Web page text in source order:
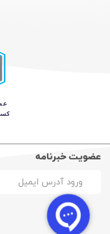
عضویت خبرنامه